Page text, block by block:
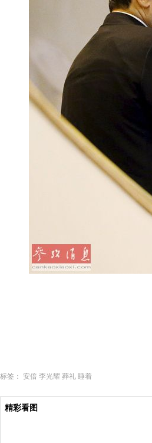
标签： 安倍 李光耀 葬礼 睡着
精彩看图